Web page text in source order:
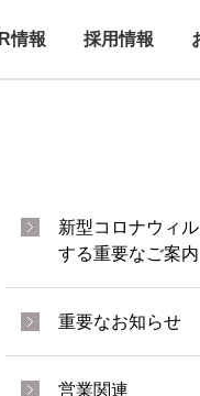
IR情報 採用情報
新型コロナウィ
する重要なご案内
重要なお知らせ
営業関連